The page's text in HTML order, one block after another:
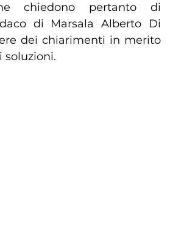
chiedono pertanto di
di Marsala Alberto Di
dei chiarimenti in merito
soluzioni.